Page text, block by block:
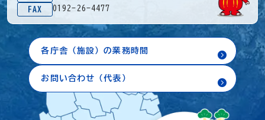
FAX
0192-26-4477
各庁舎（施設）の業務時間
お問い合わせ（代表）